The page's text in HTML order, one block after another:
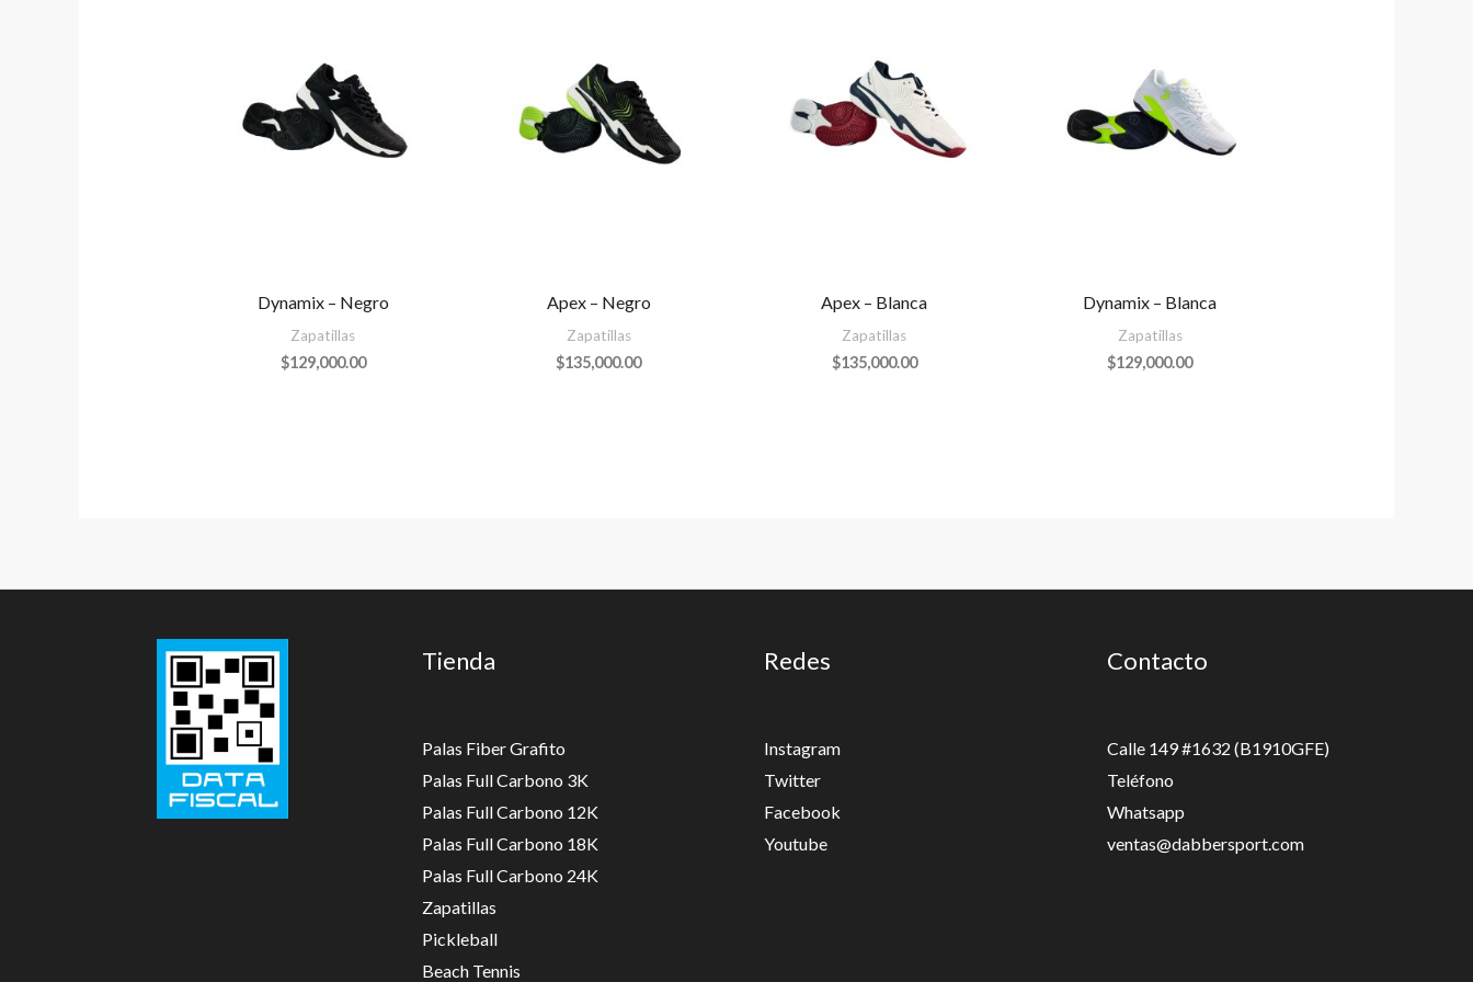
Dynamix – Negro
Zapatillas
$129,000.00
Apex – Negro
Zapatillas
$135,000.00
Apex – Blanca
Zapatillas
$135,000.00
Dynamix – Blanca
Zapatillas
$129,000.00
Tienda
Palas Fiber Grafito
Palas Full Carbono 3K
Palas Full Carbono 12K
Palas Full Carbono 18K
Palas Full Carbono 24K
Zapatillas
Pickleball
Beach Tennis
Redes
Instagram
Twitter
Facebook
Youtube
Contacto
Calle 149 #1632 (B1910GFE)
Teléfono
Whatsapp
ventas@dabbersport.com